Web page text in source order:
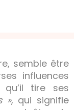
semble être
influences
qu’il tire ses
», qui signifie